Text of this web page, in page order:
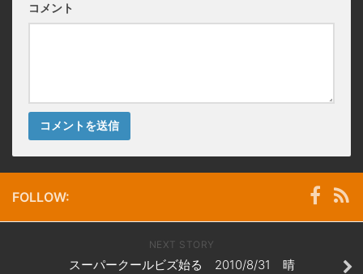
コメント
FOLLOW:
NEXT STORY
スーパークールビズ始る 2010/8/31 晴